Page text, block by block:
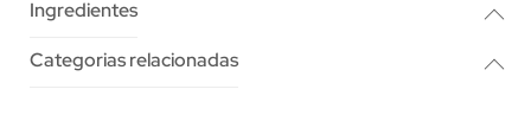
Ingredientes
Categorias relacionadas